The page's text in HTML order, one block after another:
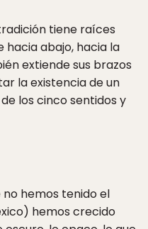
tiene raíces
abajo, hacia la
extiende sus brazos
la existencia de un
los cinco sentidos y
hemos tenido el
hemos crecido